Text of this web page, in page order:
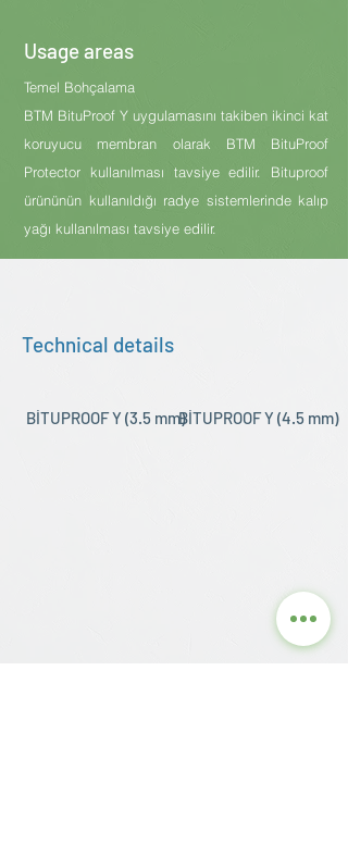
Usage areas
Temel Bohçalama
BTM BituProof Y uygulamasını takiben ikinci kat
koruyucu membran olarak BTM BituProof
Protector kullanılması tavsiye edilir. Bituproof
ürününün kullanıldığı radye sistemlerinde kalıp
yağı kullanılması tavsiye edilir.
Technical details
BİTUPROOF Y (3.5 mm)BİTUPROOF Y (4.5 mm)